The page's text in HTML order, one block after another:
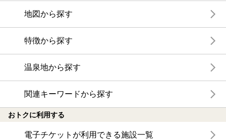
地図から探す
特徴から探す
温泉地から探す
関連キーワードから探す
おトクに利用する
電子チケットが利用できる施設一覧